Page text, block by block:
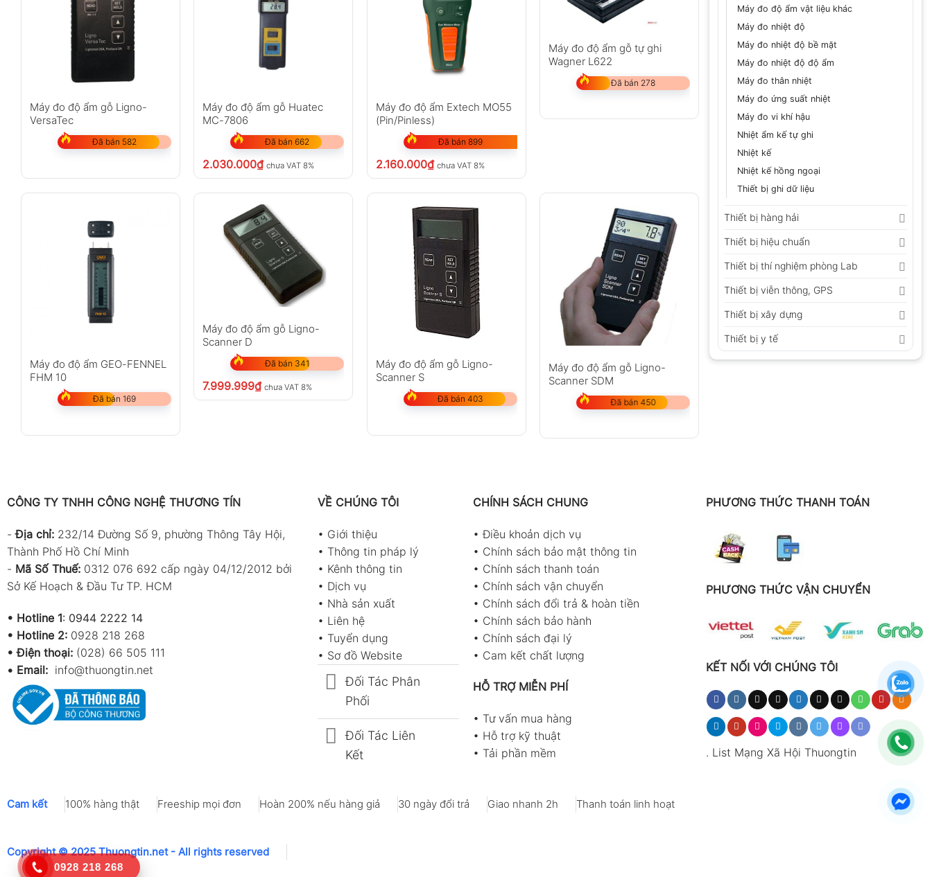
Máy đo độ ẩm vật liệu khác
Máy đo nhiệt độ
Máy đo nhiệt độ bề mặt
Máy đo nhiệt độ độ ẩm
Máy đo thân nhiệt
Máy đo ứng suất nhiệt
Máy đo vi khí hậu
Nhiệt ẩm kế tự ghi
Nhiệt kế
Nhiệt kế hồng ngoại
Thiết bị ghi dữ liệu
Thiết bị hàng hải
Thiết bị hiệu chuẩn
Thiết bị thí nghiệm phòng Lab
Thiết bị viễn thông, GPS
Thiết bị xây dựng
Thiết bị y tế
Máy đo độ ẩm gỗ Ligno-
VersaTec
Đã bán 582
Máy đo độ ẩm gỗ Huatec
MC-7806
Đã bán 662
2.030.000₫ chưa VAT 8%
Máy đo độ ẩm Extech MO55
(Pin/Pinless)
Đã bán 899
2.160.000₫ chưa VAT 8%
Máy đo độ ẩm gỗ tự ghi
Wagner L622
Đã bán 278
Máy đo độ ẩm GEO-FENNEL
FHM 10
Đã bán 169
Máy đo độ ẩm gỗ Ligno-
Scanner D
Đã bán 341
7.999.999₫ chưa VAT 8%
Máy đo độ ẩm gỗ Ligno-
Scanner S
Đã bán 403
Máy đo độ ẩm gỗ Ligno-
Scanner SDM
Đã bán 450
CÔNG TY TNHH CÔNG NGHỆ THƯƠNG TÍN
-Địa chỉ: 232/14 Đường Số 9, phường Thông Tây Hội,
Thành Phố Hồ Chí Minh
- Mã Số Thuế: 0312 076 692 cấp ngày 04/12/2012 bởi
Sở Kế Hoạch & Đầu Tư TP. HCM
• Hotline 1: 0944 2222 14
• Hotline 2: 0928 218 268
• Điện thoại: (028) 66 505 111
• Email: info@thuongtin.net
VỀ CHÚNG TÔI
• Giới thiệu
• Thông tin pháp lý
• Kênh thông tin
• Dịch vụ
• Nhà sản xuất
• Liên hệ
• Tuyển dụng
• Sơ đồ Website
Đối Tác Phân
Phối
Đối Tác Liên
Kết
CHÍNH SÁCH CHUNG
•Điều khoản dịch vụ
• Chính sách bảo mật thông tin
• Chính sách thanh toán
• Chính sách vận chuyển
• Chính sách đổi trả & hoàn tiền
• Chính sách bảo hành
• Chính sách đại lý
• Cam kết chất lượng
HỖ TRỢ MIỄN PHÍ
• Tư vấn mua hàng
• Hỗ trợ kỹ thuật
• Tải phần mềm
PHƯƠNG THỨC THANH TOÁN
PHƯƠNG THỨC VẬN CHUYỂN
KẾT NỐI VỚI CHÚNG TÔI
. List Mạng Xã Hội Thuongtin
Cam kết 100% hàng thật Freeship mọi đơn Hoàn 200% nếu hàng giả 30 ngày đổi trả Giao nhanh 2h Thanh toán linh hoạt
Copyright © 2025 Thuongtin.net - All rights reserved
0928 218 268